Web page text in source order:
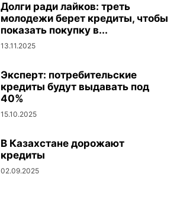
Долги ради лайков: треть
молодежи берет кредиты, чтобы
показать покупку в...
13.11.2025
Эксперт: потребительские
кредиты будут выдавать под
40%
15.10.2025
В Казахстане дорожают
кредиты
02.09.2025